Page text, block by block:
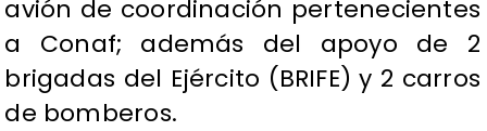
avión de coordinación pertenecientes
a Conaf; además del apoyo de 2
brigadas del Ejército (BRIFE) y 2 carros
de bomberos.